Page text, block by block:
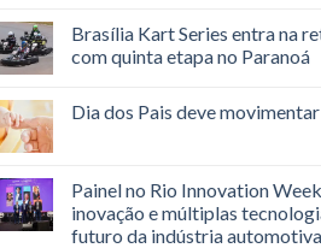
Brasília Kart Series entra na
com quinta etapa no Paranoá
Dia dos Pais deve
Painel no Rio Innovation
inovação e múltiplas
futuro da indústria